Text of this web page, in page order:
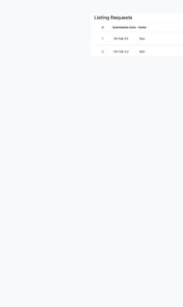
Reddedilmenin yaygın
Bu çok önemlidir, çünkü
gösterir ve tüccarlar için
Jetonunuzu bu sorunla
faaliyetlerini artırmak
Jetonunuz için daha likit
hacminizi artırmak için
yapıcılar, tokeninizi